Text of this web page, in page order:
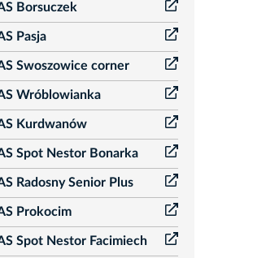
Borsuczek
Pasja
Swoszowice corner
Wróblowianka
Kurdwanów
Spot Nestor Bonarka
Radosny Senior Plus
Prokocim
Spot Nestor Facimiech